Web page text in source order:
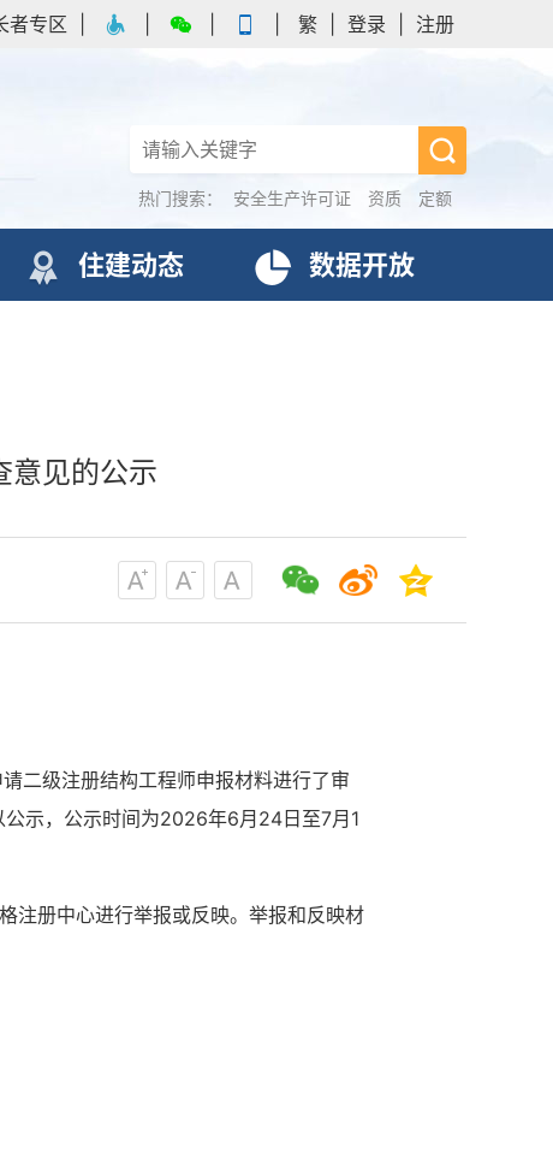
者专区 繁 登录 注册
热门搜索： 安全生产许可证 资质 定额
住建动态 数据开放
意见的公示
二级注册结构工程师申报材料进行了审
示，公示时间为2026年6月24日至7月1
注册中心进行举报或反映。举报和反映材